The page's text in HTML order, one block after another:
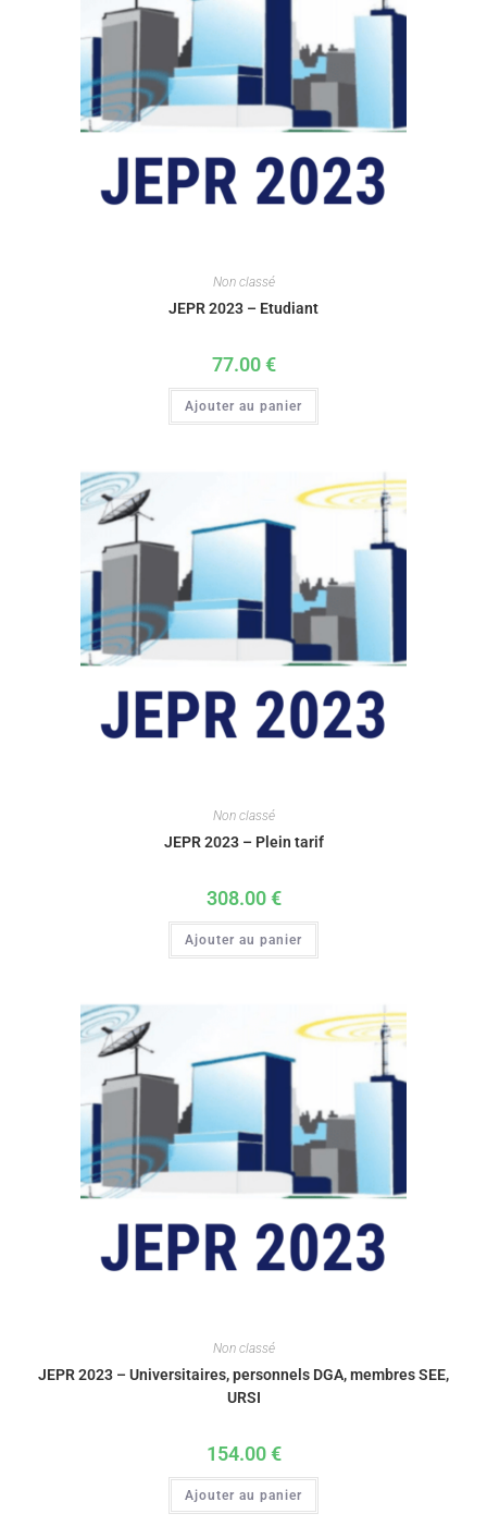
Non classé
JEPR 2023 – Etudiant
77.00€
Ajouter au panier
Non classé
JEPR 2023 – Plein tarif
308.00€
Ajouter au panier
Non classé
JEPR 2023 – Universitaires, personnels DGA, membres SEE,
URSI
154.00€
Ajouter au panier